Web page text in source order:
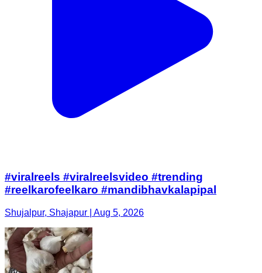
#viralreels #viralreelsvideo #trending
#reelkarofeelkaro #mandibhavkalapipal
Shujalpur, Shajapur | Aug 5, 2026